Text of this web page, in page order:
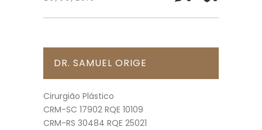
DR. SAMUEL ORIGE
Cirurgião Plástico
CRM-SC 17902 RQE 10109
CRM-RS 30484 RQE 25021